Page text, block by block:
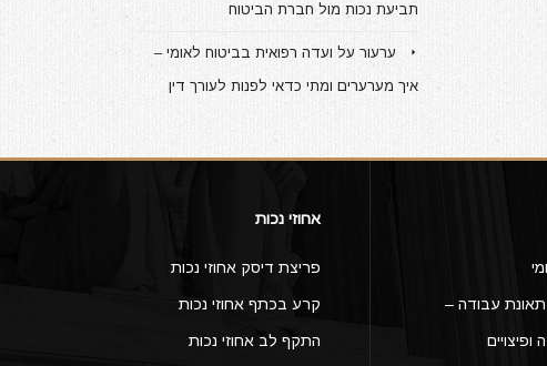
תביעת נכות מול חברת הביטוח
ערעור על ועדה רפואית בביטוח לאומי –
איך מערערים ומתי כדאי לפנות לעורך דין
אחוזי נכות
פריצת דיסק אחוזי נכות
קרע בכתף אחוזי נכות
התקף לב אחוזי נכות
עבודה –